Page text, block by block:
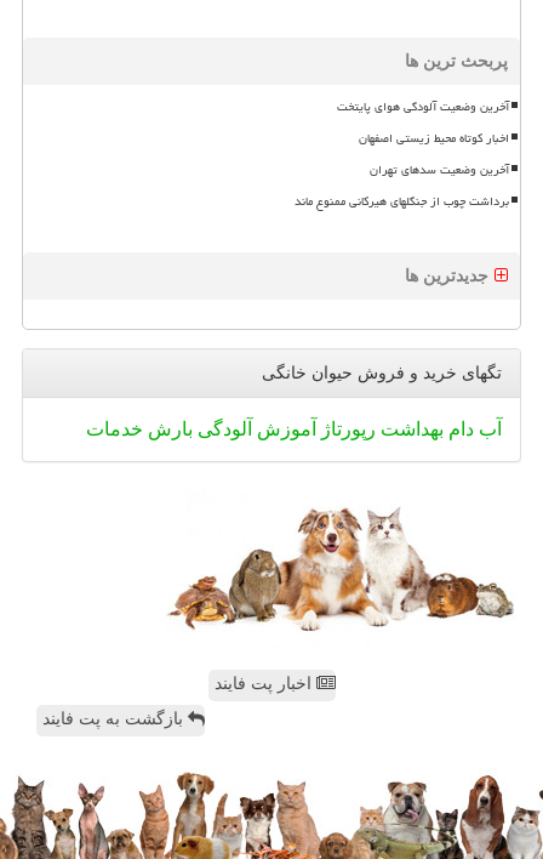
پربحث ترین ها
آخرین وضعیت آلودگی هوای پایتخت
اخبار کوتاه محیط زیستی اصفهان
آخرین وضعیت سدهای تهران
برداشت چوب از جنگلهای هیرکانی ممنوع ماند
جدیدترین ها
تگهای خرید و فروش حیوان خانگی
آب دام بهداشت رپورتاژ آموزش آلودگی بارش خدمات
اخبار پت فایند
بازگشت به پت فایند